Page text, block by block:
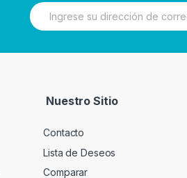
N
e
w
Nuestro Sitio
Contacto
Lista de Deseos
Comparar